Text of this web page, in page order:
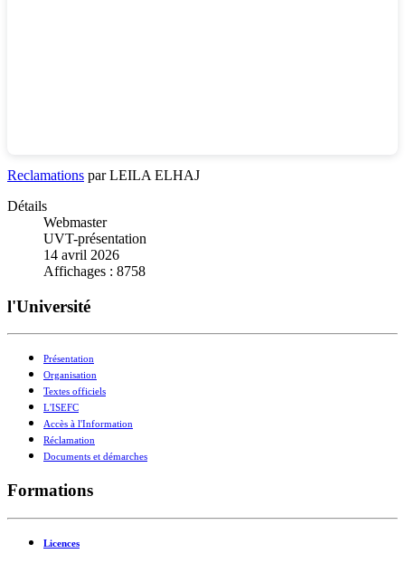
Reclamations par LEILA ELHAJ
Détails
Webmaster
UVT-présentation
14 avril 2026
Affichages : 8758
l'Université
Présentation
Organisation
Textes officiels
L'ISEFC
Accès à l'Information
Réclamation
Documents et démarches
Formations
Licences